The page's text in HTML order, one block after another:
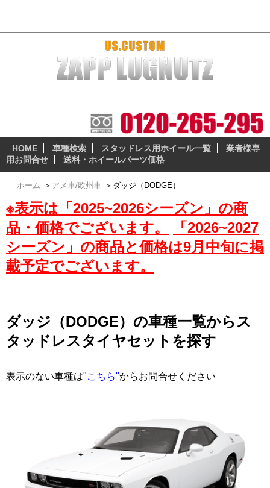
HOME 車種検索 スタッドレス用ホイール一覧
業者様専
用お問合せ
送料・ホイールパーツ価格
ホーム ＞ アメ車/欧州車 ＞ ダッジ（DODGE）
※表示は「2025~2026シーズン」の商
品・価格でございます。
「2026~2027
シーズン」の商品と価格は9月中旬に掲
載予定でございます。
ダッジ（DODGE）の車種一覧からス
タッドレスタイヤセットを探す
表示のない車種は"こちら"からお問合せください